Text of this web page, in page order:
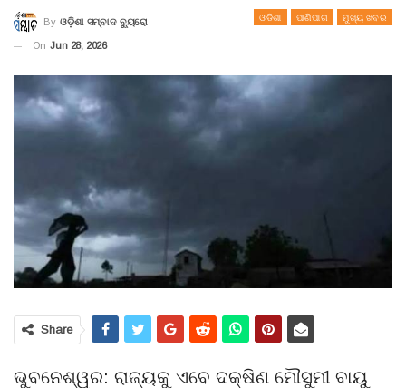
ଓଡିଶା ପାଣିପାଗ ମୁଖ୍ୟ ଖବର
By ଓଡ଼ିଶା ସମ୍ବାଦ ବ୍ୟୁରୋ
On Jun 28, 2026
Share
ଭୁବନେଶ୍ୱର: ରାଜ୍ୟକୁ ଏବେ ଦକ୍ଷିଣ ମୌସୁମୀ ବାୟୁ